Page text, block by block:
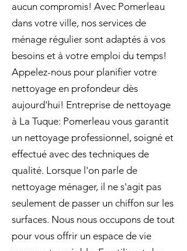
aucun compromis! Avec Pomerleau
dans votre ville, nos services de
ménage régulier sont adaptés à vos
besoins et à votre emploi du temps!
Appelez-nous pour planifier votre
nettoyage en profondeur dès
aujourd'hui! Entreprise de nettoyage
à La Tuque: Pomerleau vous garantit
un nettoyage professionnel, soigné et
effectué avec des techniques de
qualité. Lorsque l'on parle de
nettoyage ménager, il ne s'agit pas
seulement de passer un chiffon sur les
surfaces. Nous nous occupons de tout
pour vous offrir un espace de vie